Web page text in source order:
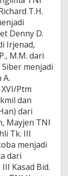
T.H.
Denny D.
Irjenad,
M.M. dari
menjadi
Ptm
dan
dari
Mayjen TNI
Tk. III
menjadi
dari
Kasad Bid.